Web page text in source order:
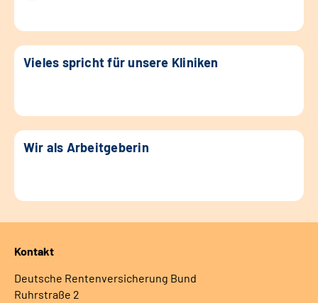
Vieles spricht für unsere Kliniken
Wir als Arbeitgeberin
Kontakt
Deutsche Rentenversicherung Bund
Ruhrstraße 2